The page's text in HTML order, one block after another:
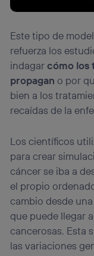
Este tipo de
refuerza los
indagarcómo los
propagan o por
bien a los
recaídas de la
Los científicos
para crear
cáncer se iba a
el propio
cambio desde
que puede llegar
cancerosas. Esta
las variaciones